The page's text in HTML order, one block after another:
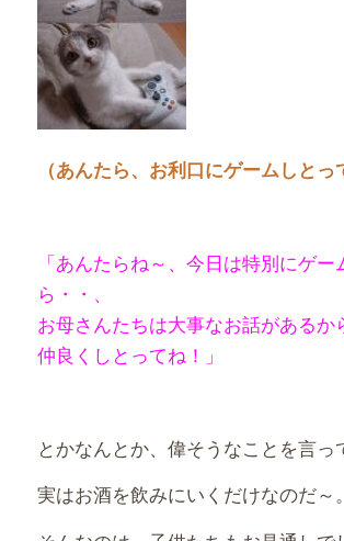
（あんたら、お利口にゲームしとっ
「あんたらね～、今日は特別にゲ
ら・・、
お母さんたちは大事なお話があるか
仲良くしとってね！」
とかなんとか、偉そうなことを言っ
実はお酒を飲みにいくだけなのだ～。